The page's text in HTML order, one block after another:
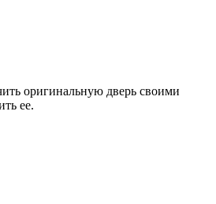
оригинальную дверь своими
ее.